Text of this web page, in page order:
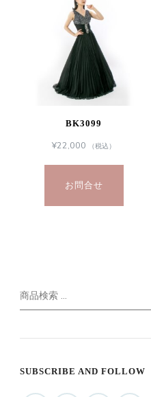
BK3099
¥22,000 （税込）
お問合せ
検
索
SUBSCRIBE AND FOLLOW